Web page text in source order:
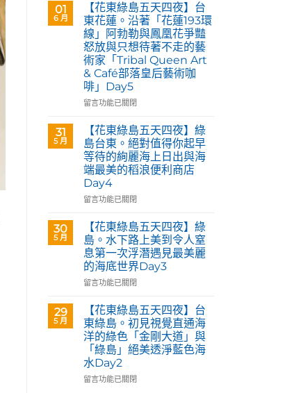
玉
里。
【Tribal
Queen
Art
&
Café
部
落
藝
術
咖
啡】
賞
原
民
藝
術
家
夫
恣
奔
放
的
01
6 月
【花東綠島五天四夜】台
東花蓮。沿著「花蓮193環
線」阿勃勒與鳳凰花爭豔
怒放與只想待著不走的藝
術家「Tribal Queen Art
& Café部落皇后藝術咖
啡」Day5
在
綠
島
五
天
四
夜】
花
蓮。
沿
著
「花
193
線」
阿
勒
與
鳳
留言功能已關閉
31
5 月
【花東綠島五天四夜】綠
島台東。絕對值得你起早
等待的絢麗海上日出與海
端最美的稻浪便利商店
Day4
在
綠
島
五
天
四
島
台
東。
對
值
留言功能已關閉
30
5 月
【花東綠島五天四夜】綠
島。水下路上美到令人窒
息第一次浮潛遇見最美麗
的海底世界Day3
在
綠
島
五
四
夜】
留言功能已關閉
29
5 月
【花東綠島五天四夜】台
東綠島。初見視覺直通海
洋的綠色「金剛大道」與
「綠島」絕美透淨藍色海
水Day2
在
留言功能已關閉